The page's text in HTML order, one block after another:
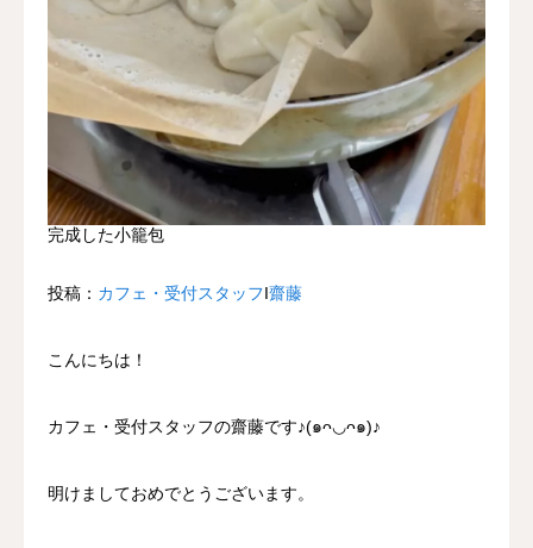
完成した小籠包
投稿： カフェ・受付スタッフΙ齋藤
こんにちは！
カフェ・受付スタッフの齋藤です♪(๑ᴖ◡ᴖ๑)♪
明けましておめでとうございます。